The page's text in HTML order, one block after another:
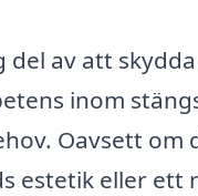
del av att
inom
Oavsett
estetik eller ett